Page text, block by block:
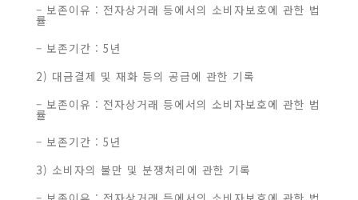
– 보존이유 : 전자상거래 등에서의 소비자보호에 관한 법
률
– 보존기간 : 5년
2) 대금결제 및 재화 등의 공급에 관한 기록
– 보존이유 : 전자상거래 등에서의 소비자보호에 관한 법
률
– 보존기간 : 5년
3) 소비자의 불만 및 분쟁처리에 관한 기록